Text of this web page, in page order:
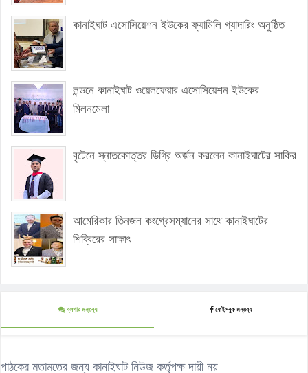
কানাইঘাট এসোসিয়েশন ইউকের ফ্যামিলি গ্যাদারিং অনুষ্ঠিত
লন্ডনে কানাইঘাট ওয়েলফেয়ার এসোসিয়েশন ইউকের
মিলনমেলা
বৃটেনে স্নাতকোত্তর ডিগ্রি অর্জন করলেন কানাইঘাটের সাকির
আমেরিকার তিনজন কংগ্রেসম্যানের সাথে কানাইঘাটের
শিব্বিরের সাক্ষাৎ
ব্লগার মন্তব্য ফেইসবুক মন্তব্য
পাঠকের মতামতের জন্য কানাইঘাট নিউজ কর্তৃপক্ষ দায়ী নয়